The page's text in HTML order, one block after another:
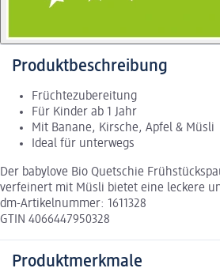
Produktbeschreibung
Früchtezubereitung
Für Kinder ab 1 Jahr
Mit Banane, Kirsche, Apfel & Müsli
Ideal für unterwegs
Der babylove Bio Quetschie
verfeinert mit Müsli bietet eine leckere
dm-Artikelnummer: 1611328
GTIN 4066447950328
Produktmerkmale